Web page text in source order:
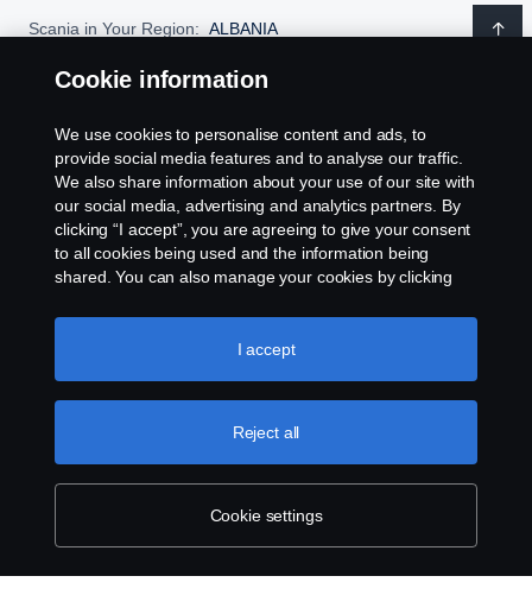
Scania in Your Region: ALBANIA
Legal notice
Privacy statement
Cookies
Cookie settings
Cookie information
We use cookies to personalise content and ads, to
provide social media features and to analyse our traffic.
We also share information about your use of our site with
our social media, advertising and analytics partners. By
clicking “I accept”, you are agreeing to give your consent
to all cookies being used and the information being
shared. You can also manage your cookies by clicking
like to accept. For a more detailed explanation of how we
use cookies, please visit our cookies section, which you
Cookie settings
Reject all
I accept